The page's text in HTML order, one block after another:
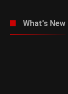
What's New